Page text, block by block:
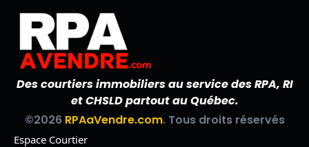
Des courtiers immobiliers au service des RPA, RI
et CHSLD partout au Québec.
©2026 RPAaVendre.com. Tous droits réservés
Espace Courtier